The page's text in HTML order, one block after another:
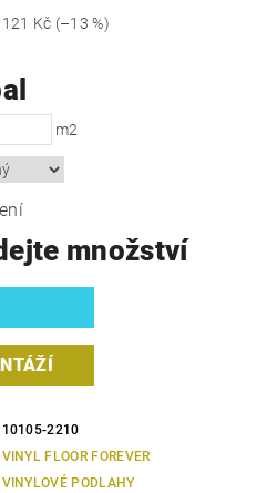
121 Kč (–13 %)
m2
množství
10105-2210
VINYL FLOOR FOREVER
VINYLOVÉ PODLAHY